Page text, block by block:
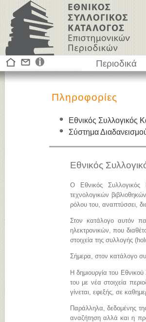
Περιοδικά
Πληροφορίες
Εθνικός Συλλογικός
Σύστημα
Εθνικός
Ο Εθνικός Συλλογικός
τεχνολογικών
ρόλου του, αναπτύσσει,
Στον κατάλογο αυτόν
ηλεκτρονικών, που
στοιχεία της συλλογής
Σήμερα, στον κατάλογο
Η δημιουργία του
του με νέα στοιχεία
γίνεται, εφεξής, σε
Παράλληλα, δεδομένης
αναζήτηση αλλά και η